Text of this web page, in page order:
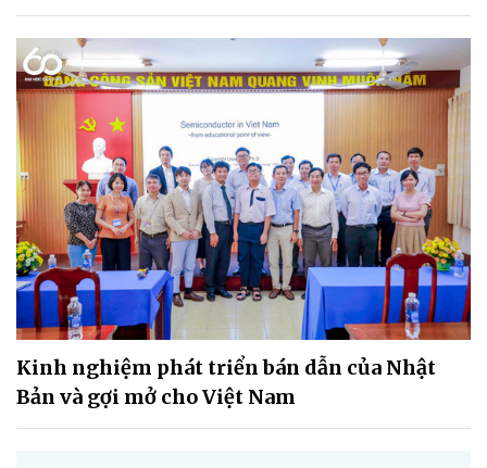
Kinh nghiệm phát triển bán dẫn của Nhật
Bản và gợi mở cho Việt Nam